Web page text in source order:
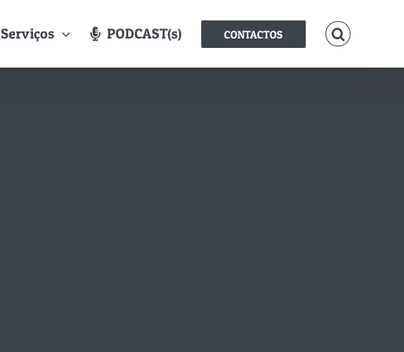
Serviços PODCAST(s) CONTACTOS